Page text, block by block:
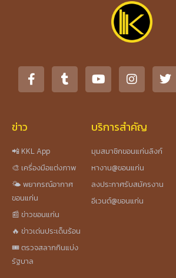
ข่าว
📲 KKL App
🎨 เครื่องมือแต่งภาพ
🌤️ พยากรณ์อากาศ
ขอนแก่น
📰 ข่าวขอนแก่น
🔥 ข่าวเด่นประเด็นร้อน
🎟️ ตรวจสลากกินแบ่ง
รัฐบาล
บริการสำคัญ
มุมสมาชิกขอนแก่นลิงก์
หางาน@ขอนแก่น
ลงประกาศรับสมัครงาน
อีเวนต์@ขอนแก่น